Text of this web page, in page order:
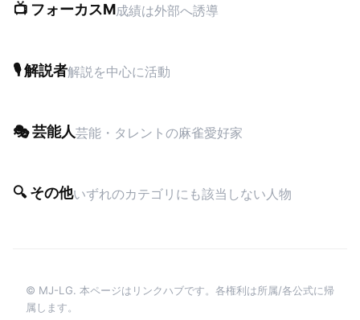
📺 フォーカスM成績は外部へ誘導
🎙 解説者解説を中心に活動
🎭 芸能人芸能・タレントの麻雀愛好家
🔍 その他いずれのカテゴリにも該当しない人物
© MJ-LG. 本ページはリンクハブです。各権利は所属/各公式に帰
属します。